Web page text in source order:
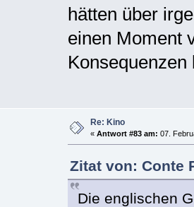
hätten über
einen Moment
Konsequenzen
Re: Kino
« Antwort #83 am: 07.
Zitat von: Conte
Die englischen